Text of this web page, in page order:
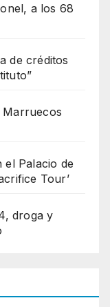
a los 68
de créditos
Marruecos
el Palacio de
Tour’
droga y